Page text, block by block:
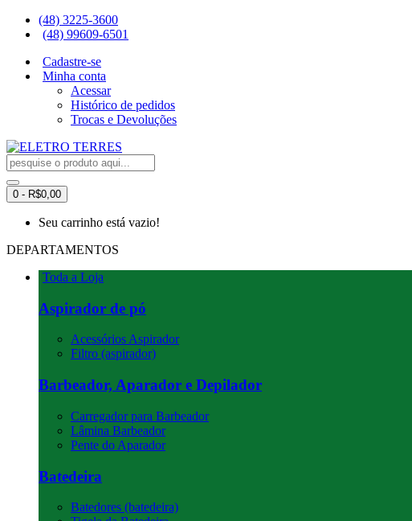
(48) 3225-3600
(48) 99609-6501
Cadastre-se
Minha conta
Acessar
Histórico de pedidos
Trocas e Devoluções
0 - R$0,00
Seu carrinho está vazio!
DEPARTAMENTOS
Toda a Loja
Aspirador de pó
Acessórios Aspirador
Filtro (aspirador)
Barbeador, Aparador e Depilador
Carregador para Barbeador
Lâmina Barbeador
Pente do Aparador
Batedeira
Batedores (batedeira)